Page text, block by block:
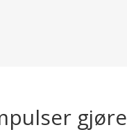
gjøre